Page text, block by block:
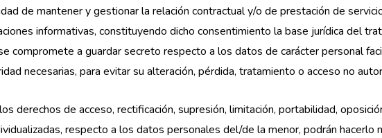
de mantener y gestionar la relación contractual y/o de prestación de
informativas, constituyendo dicho consentimiento la base jurídica del
compromete a guardar secreto respecto a los datos de carácter personal
necesarias, para evitar su alteración, pérdida, tratamiento o acceso no
derechos de acceso, rectificación, supresión, limitación, portabilidad,
respecto a los datos personales del/de la menor, podrán hacerlo